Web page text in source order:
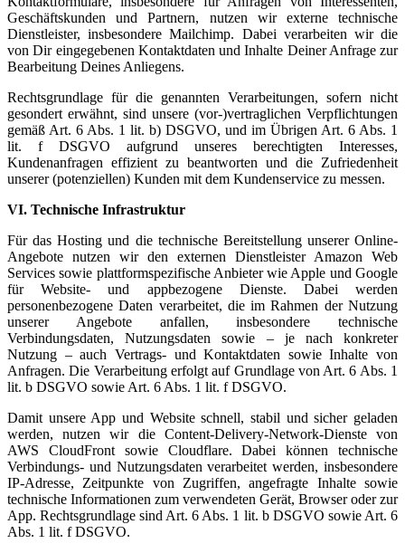
Geschäftskunden und Partnern, nutzen wir externe technische
Dienstleister, insbesondere Mailchimp. Dabei verarbeiten wir die
von Dir eingegebenen Kontaktdaten und Inhalte Deiner Anfrage zur
Bearbeitung Deines Anliegens.
Rechtsgrundlage für die genannten Verarbeitungen, sofern nicht
gesondert erwähnt, sind unsere (vor-)vertraglichen Verpflichtungen
gemäß Art. 6 Abs. 1 lit. b) DSGVO, und im Übrigen Art. 6 Abs. 1
lit. f DSGVO aufgrund unseres berechtigten Interesses,
Kundenanfragen effizient zu beantworten und die Zufriedenheit
unserer (potenziellen) Kunden mit dem Kundenservice zu messen.
VI. Technische Infrastruktur
Für das Hosting und die technische Bereitstellung unserer Online-
Angebote nutzen wir den externen Dienstleister Amazon Web
Services sowie plattformspezifische Anbieter wie Apple und Google
für Website- und appbezogene Dienste. Dabei werden
personenbezogene Daten verarbeitet, die im Rahmen der Nutzung
unserer Angebote anfallen, insbesondere technische
Verbindungsdaten, Nutzungsdaten sowie – je nach konkreter
Nutzung – auch Vertrags- und Kontaktdaten sowie Inhalte von
Anfragen. Die Verarbeitung erfolgt auf Grundlage von Art. 6 Abs. 1
lit. b DSGVO sowie Art. 6 Abs. 1 lit. f DSGVO.
Damit unsere App und Website schnell, stabil und sicher geladen
werden, nutzen wir die Content-Delivery-Network-Dienste von
AWS CloudFront sowie Cloudflare. Dabei können technische
Verbindungs- und Nutzungsdaten verarbeitet werden, insbesondere
IP-Adresse, Zeitpunkte von Zugriffen, angefragte Inhalte sowie
technische Informationen zum verwendeten Gerät, Browser oder zur
App. Rechtsgrundlage sind Art. 6 Abs. 1 lit. b DSGVO sowie Art. 6
Abs. 1 lit. f DSGVO.